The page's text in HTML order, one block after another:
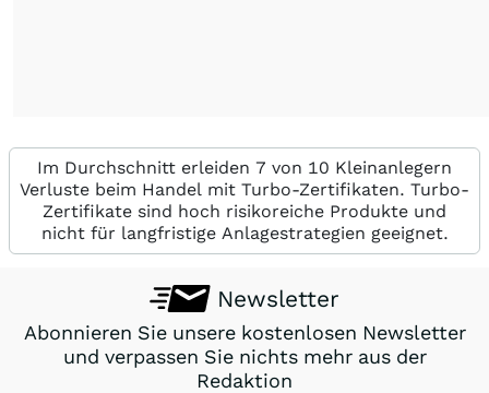
Im Durchschnitt erleiden 7 von 10 Kleinanlegern
Verluste beim Handel mit Turbo-Zertifikaten. Turbo-
Zertifikate sind hoch risikoreiche Produkte und
nicht für langfristige Anlagestrategien geeignet.
Newsletter
Abonnieren Sie unsere kostenlosen Newsletter
und verpassen Sie nichts mehr aus der
Redaktion